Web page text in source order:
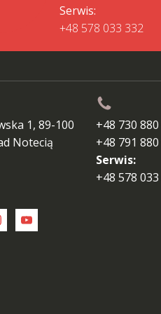
Serwis:
+48 578 033 332
1, 89-100
Notecią
+48 730
+48 791
Serwis:
+48 578